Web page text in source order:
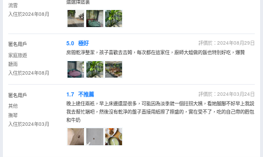
流雲
入住於2024年08月
還選擇這裏
匿名用戶
家庭旅遊
聽雨
入住於2024年08月
5.0 極好
評價於：2024年08月29日
房間乾淨整潔，孩子喜歡去吉姆，每次都在這家住，廚師大姐做的飯也特別好吃，爆贊
匿名用戶
其他
撫琴
入住於2024年03月
1.7 不推薦
評價於：2024年03月24日
晚上逮住兩衹，早上床邊還是很多，可能因為淡季就一個拄拐大姨，看她腿腳不好早上我説
我去幫忙端吧，然後沒有乾淨的盤子直接用紙擦了擦盛的，實在受不了，吃的自己帶的麪包
和牛奶